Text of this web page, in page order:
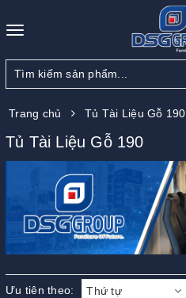
Toggle
Trang chủ Tủ Tài Liệu Gỗ 190
Tủ Tài Liệu Gỗ 190
Ưu tiên theo: Thứ tự